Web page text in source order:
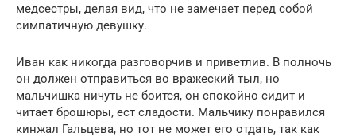
медсестры, делая вид, что не замечает перед собой
симпатичную девушку.
Иван как никогда разговорчив и приветлив. В полночь
он должен отправиться во вражеский тыл, но
мальчишка ничуть не боится, он спокойно сидит и
читает брошюры, ест сладости. Мальчику понравился
кинжал Гальцева, но тот не может его отдать, так как